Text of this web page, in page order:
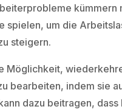
kümmern
spielen, um die
steigern.
Möglichkeit,
bearbeiten, indem sie
dazu beitragen, dass